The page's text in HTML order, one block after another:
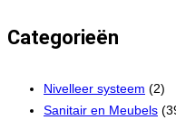
Categorieën
Nivelleer systeem (2)
Sanitair en Meubels